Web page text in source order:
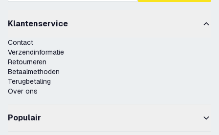
Klantenservice
Contact
Verzendinformatie
Retourneren
Betaalmethoden
Terugbetaling
Over ons
Populair